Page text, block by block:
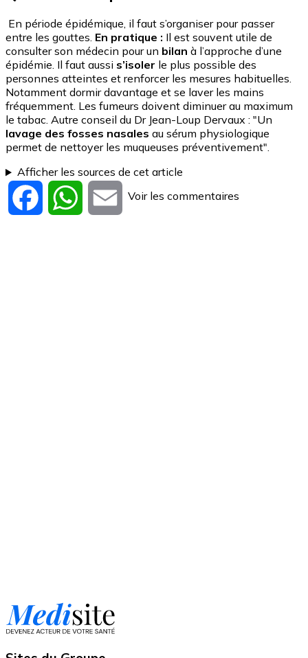
En période épidémique, il faut s’organiser pour passer
entre les gouttes. En pratique : Il est souvent utile de
consulter son médecin pour un bilan à l’approche d’une
épidémie. Il faut aussi s’isoler le plus possible des
personnes atteintes et renforcer les mesures habituelles.
Notamment dormir davantage et se laver les mains
fréquemment. Les fumeurs doivent diminuer au maximum
le tabac. Autre conseil du Dr Jean-Loup Dervaux : "Un
lavage des fosses nasales au sérum physiologique
permet de nettoyer les muqueuses préventivement".
Afficher les sources de cet article
Facebook WhatsApp
Email
Voir les commentaires